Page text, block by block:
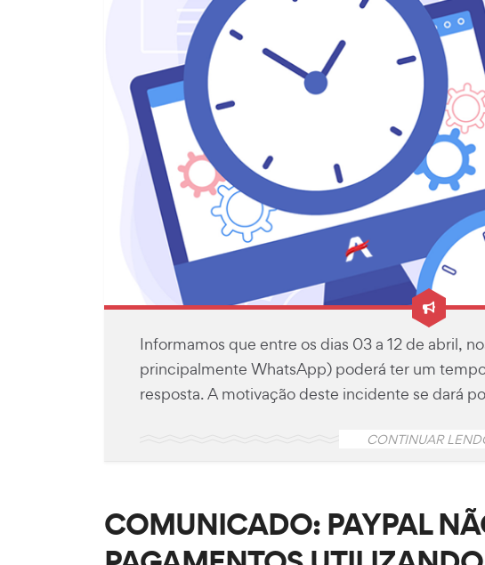
Informamos que entre os dias 03 a 12 de abril,
principalmente WhatsApp) poderá ter um
resposta. A motivação deste incidente se dará
CONTINUAR
COMUNICADO: PAYPAL